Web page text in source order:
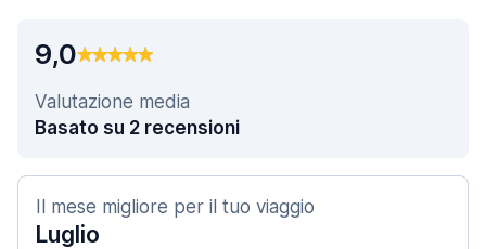
9,0
Valutazione media
Basato su 2 recensioni
Il mese migliore per il tuo viaggio
Luglio